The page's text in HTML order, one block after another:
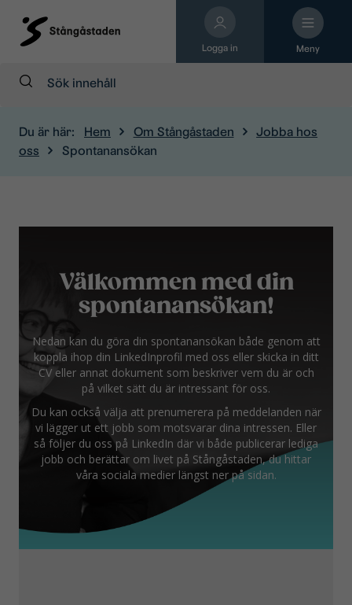
Logga in Meny
Sök:
Du är här: Hem Om Stångåstaden
Jobba hos
oss
Spontanansökan